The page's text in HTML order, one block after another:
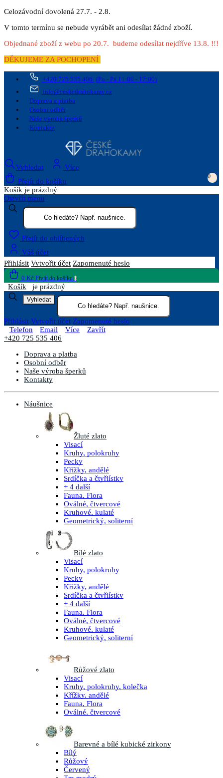
Celozávodní dovolená 27.7. - 2.8.
V tomto termínu se nebude vyrábět ani odesílat žádné zboží.
Objednané zboží z webu po 20.7. budeme odesílat nejdříve 13.8. !!!
DĚKUJEME ZA POCHOPENÍ
+420 725 535 406 (Po - Pá 11:00 - 17:00)
info@ceskedrahokamy.cz
Doprava a platba
Osobní odběr
Naše výroba šperků
Kontakty
Vyhledat
Více
Přejít do košíku
0
Košík je prázdný
Otevřít menu
Přejít do oblíbených
Váš účet
Přihlásit Vytvořit účet Zapomenuté heslo
0 Kč Přejít do košíku 0
Košík je prázdný
Vyhledat
Přihlásit Vytvořit účet Zapomenuté heslo
Telefon
Email Více
Zavřít
+420 725 535 406
Doprava a platba
Osobní odběr
Naše výroba šperků
Kontakty
Náušnice
Žluté zlato
Visací
Kruhy, polokruhy
Pecky
Křížky, andělé
Srdíčka a čtyřlístky
+ 4 další
Fauna, Flora
Oválné, čtvercové
Kruhové, kulaté
Geometrický, soliterní
Bílé zlato
Visací
Kruhy, polokruhy
Pecky
Křížky, andělé
Srdíčka a čtyřlístky
+ 4 další
Fauna, Flora
Oválné, čtvercové
Kruhové, kulaté
Geometrický, soliterní
Růžové zlato
Visací
Kruhy, polokruhy, kolečka
Křížky, andělé
Fauna, Flora
Oválné, čtvercové
Barevné a bílé kubické zirkony
Bílý
Růžový
Červený